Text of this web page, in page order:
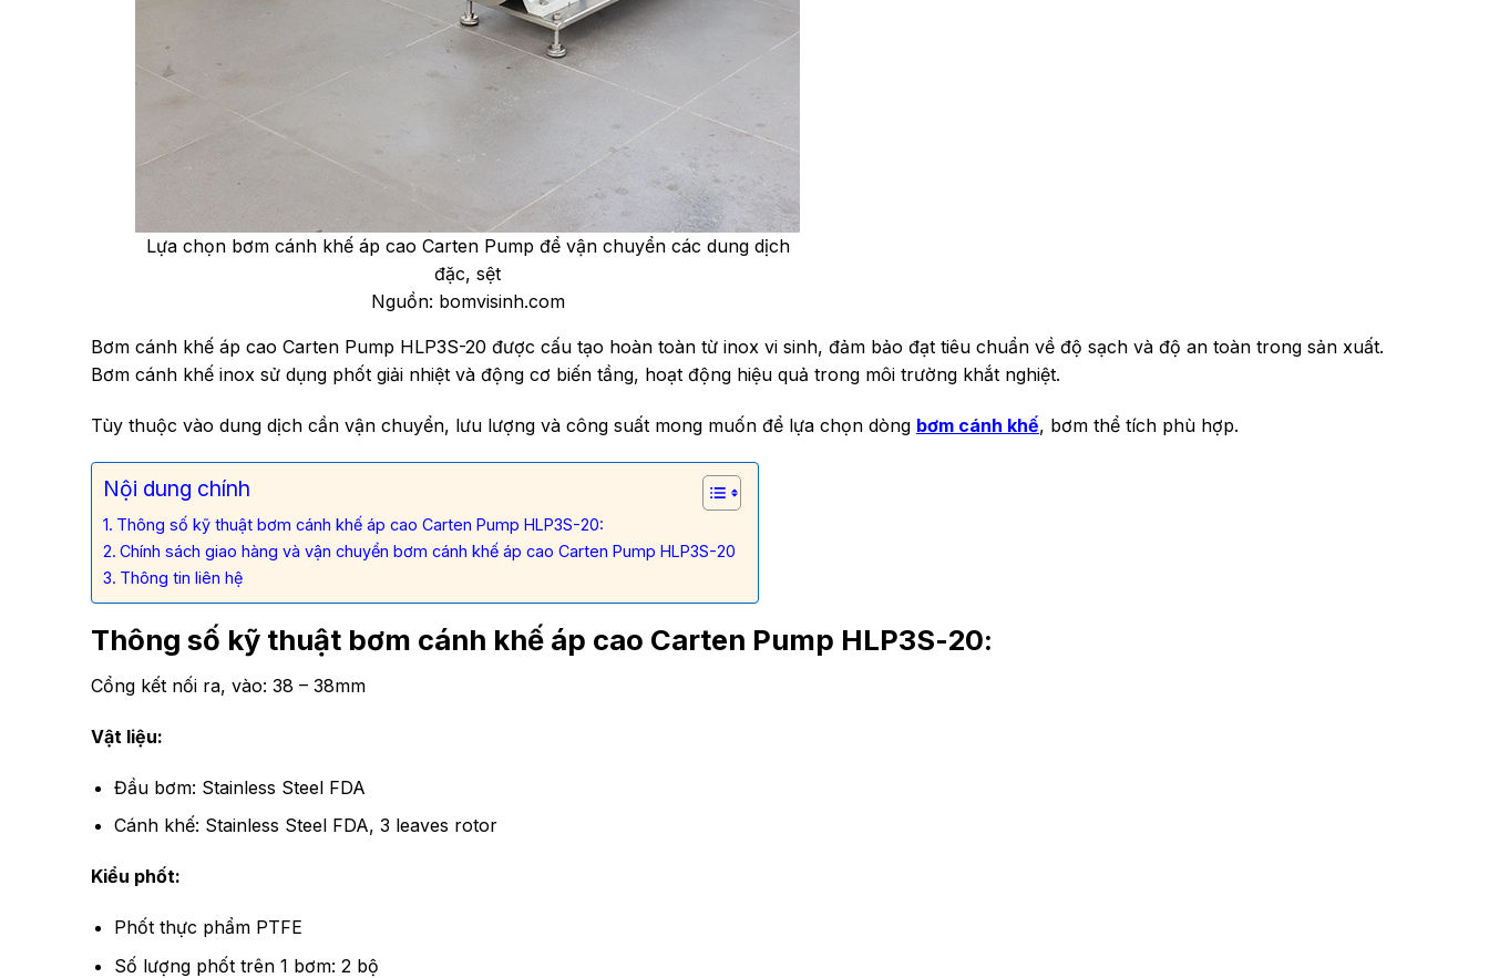
Lựa chọn bơm cánh khế áp cao Carten Pump để vận chuyển các dung dịch
đặc, sệt
Nguồn: bomvisinh.com
Bơm cánh khế áp cao Carten Pump HLP3S-20 được cấu tạo hoàn toàn từ inox vi sinh, đảm bảo đạt tiêu chuẩn về độ sạch và độ an toàn trong sản xuất.
Bơm cánh khế inox sử dụng phốt giải nhiệt và động cơ biến tầng, hoạt động hiệu quả trong môi trường khắt nghiệt.
Tùy thuộc vào dung dịch cần vận chuyển, lưu lượng và công suất mong muốn để lựa chọn dòng bơm cánh khế, bơm thể tích phù hợp.
Nội dung chính
Thông số kỹ thuật bơm cánh khế áp cao Carten Pump HLP3S-20:
Chính sách giao hàng và vận chuyển bơm cánh khế áp cao Carten Pump HLP3S-20
Thông tin liên hệ
Thông số kỹ thuật bơm cánh khế áp cao Carten Pump HLP3S-20:
Cổng kết nối ra, vào: 38 – 38mm
Vật liệu:
Đầu bơm: Stainless Steel FDA
Cánh khế: Stainless Steel FDA, 3 leaves rotor
Kiểu phốt:
Phốt thực phẩm PTFE
Số lượng phốt trên 1 bơm: 2 bộ